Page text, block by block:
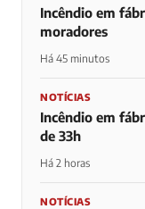
Incêndio em
moradores
Há 45 minutos
NOTÍCIAS
Incêndio em
de 33h
Há 2 horas
NOTÍCIAS